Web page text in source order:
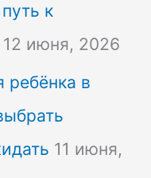
к
12 июня, 2026
ребёнка в
11 июня,